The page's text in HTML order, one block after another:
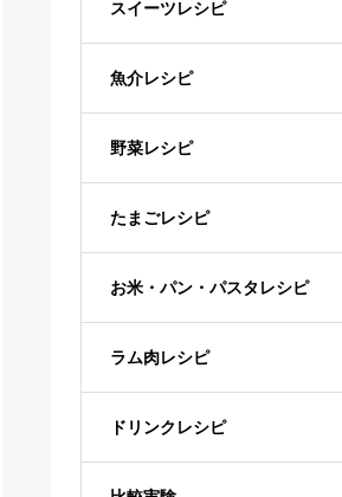
スイーツレシピ
魚介レシピ
野菜レシピ
たまごレシピ
お米・パン・パスタレシピ
ラム肉レシピ
ドリンクレシピ